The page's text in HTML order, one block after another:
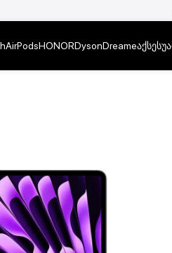
AirPodsHONORDysonDreame